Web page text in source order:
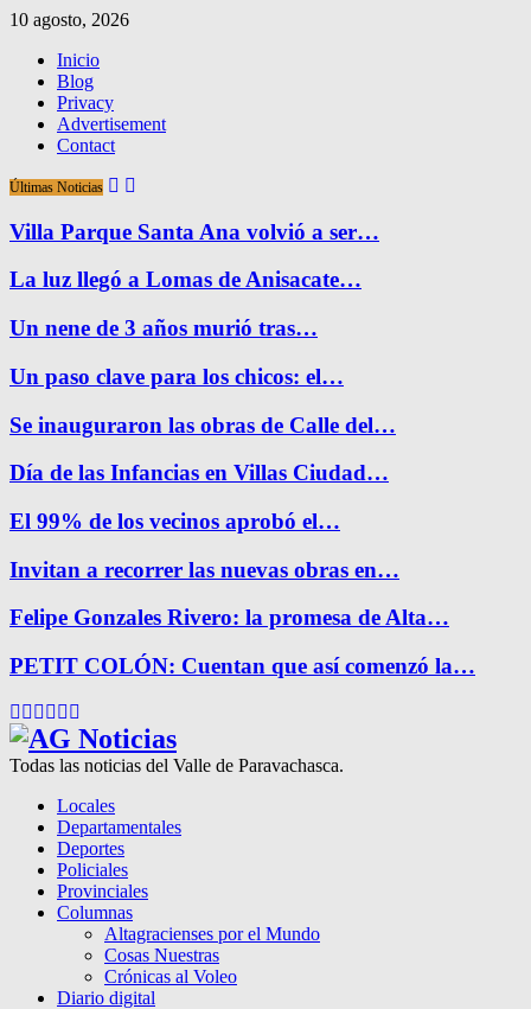
10 agosto, 2026
Inicio
Blog
Privacy
Advertisement
Contact
Últimas Noticias
Villa Parque Santa Ana volvió a ser…
La luz llegó a Lomas de Anisacate…
Un nene de 3 años murió tras…
Un paso clave para los chicos: el…
Se inauguraron las obras de Calle del…
Día de las Infancias en Villas Ciudad…
El 99% de los vecinos aprobó el…
Invitan a recorrer las nuevas obras en…
Felipe Gonzales Rivero: la promesa de Alta…
PETIT COLÓN: Cuentan que así comenzó la…
Facebook
Twitter
Instagram
Pinterest
Google
Todas las noticias del Valle de Paravachasca.
Locales
Departamentales
Deportes
Policiales
Provinciales
Columnas
Altagracienses por el Mundo
Cosas Nuestras
Crónicas al Voleo
Diario digital